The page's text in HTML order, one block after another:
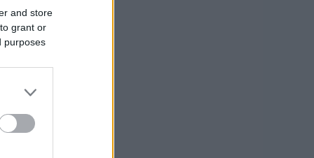
and store
grant or
purposes